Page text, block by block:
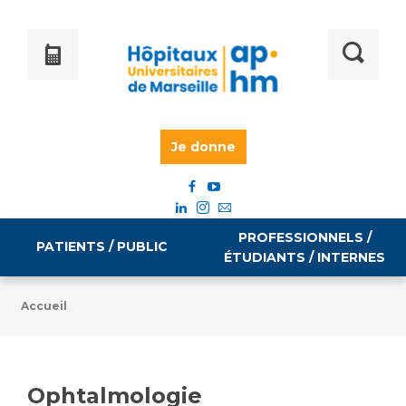
Je donne
PATIENTS / PUBLIC
PROFESSIONNELS /
ÉTUDIANTS / INTERNES
Emploi / formation
Accueil
Ophtalmologie